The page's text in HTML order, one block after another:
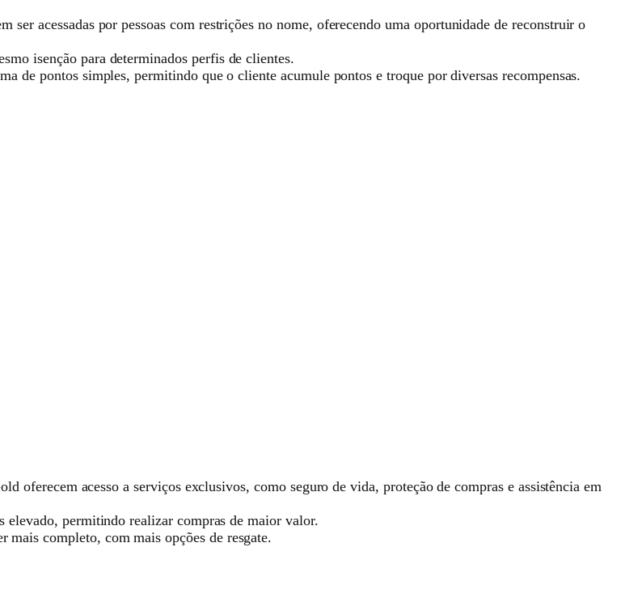
ser acessadas por pessoas com restrições no nome, oferecendo uma oportunidade de reconstruir o
isenção para determinados perfis de clientes.
de pontos simples, permitindo que o cliente acumule pontos e troque por diversas recompensas.
oferecem acesso a serviços exclusivos, como seguro de vida, proteção de compras e assistência em
elevado, permitindo realizar compras de maior valor.
mais completo, com mais opções de resgate.